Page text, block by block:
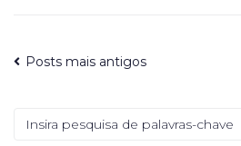
Posts mais antigos